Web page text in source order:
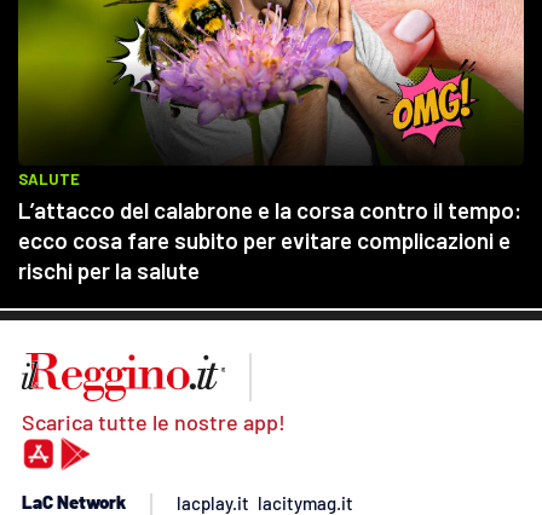
Scarica tutte le nostre app!
LaC Network
lacplay.it lacitymag.it